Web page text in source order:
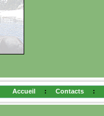
Accueil : Contacts :